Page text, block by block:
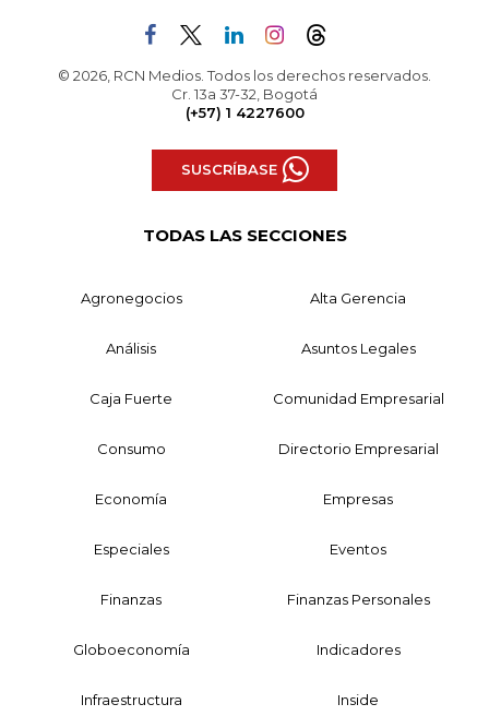
© 2026, RCN Medios. Todos los derechos reservados.
Cr. 13a 37-32, Bogotá
(+57) 1 4227600
SUSCRÍBASE
TODAS LAS SECCIONES
Agronegocios Alta Gerencia
Análisis Asuntos Legales
Caja Fuerte Comunidad Empresarial
Consumo Directorio Empresarial
Economía Empresas
Especiales Eventos
Finanzas Finanzas Personales
Globoeconomía Indicadores
Infraestructura Inside